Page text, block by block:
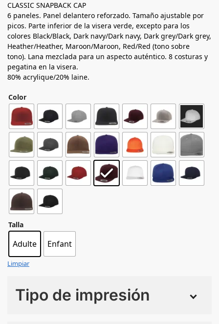
CLASSIC SNAPBACK CAP
6 paneles. Panel delantero reforzado. Tamaño ajustable por
picos. Parte inferior de la visera verde, excepto para los
colores Black/Black, Dark navy/Dark navy, Dark grey/Dark grey,
Heather/Heather, Maroon/Maroon, Red/Red (tono sobre
tono). Lana mezclada para un aspecto auténtico. 8 costuras y
pegatina en la visera.
80% acrylique/20% laine.
Color
Talla
Adulte Enfant
Limpiar
Tipo de impresión